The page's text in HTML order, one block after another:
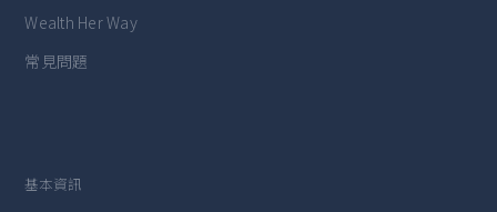
Wealth Her Way
常見問題
基本資訊